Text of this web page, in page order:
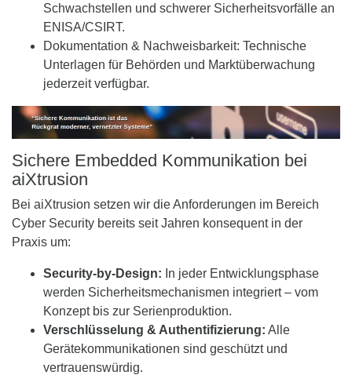
Schwachstellen und schwerer Sicherheitsvorfälle an
ENISA/CSIRT.
Dokumentation & Nachweisbarkeit: Technische
Unterlagen für Behörden und Marktüberwachung
jederzeit verfügbar.
Sichere Embedded Kommunikation bei
aiXtrusion
Bei aiXtrusion setzen wir die Anforderungen im Bereich
Cyber Security bereits seit Jahren konsequent in der
Praxis um:
Security-by-Design: In jeder Entwicklungsphase
werden Sicherheitsmechanismen integriert – vom
Konzept bis zur Serienproduktion.
Verschlüsselung & Authentifizierung: Alle
Gerätekommunikationen sind geschützt und
vertrauenswürdig.